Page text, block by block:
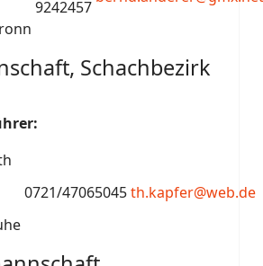
9242457
Schachbezirk
0721/47065045th.kapfer@web.de